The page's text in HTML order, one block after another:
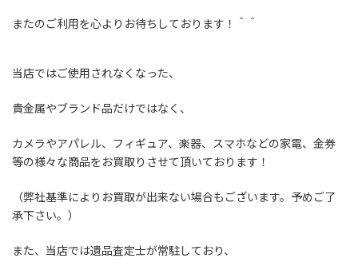
またのご利用を心よりお待ちしております！＾＾
当店ではご使用されなくなった、
貴金属やブランド品だけではなく、
カメラやアパレル、フィギュア、楽器、スマホなどの家電、金券
等の様々な商品をお買取りさせて頂いております！
（弊社基準によりお買取が出来ない場合もございます。予めご了
承下さい。）
また、当店では遺品査定士が常駐しており、